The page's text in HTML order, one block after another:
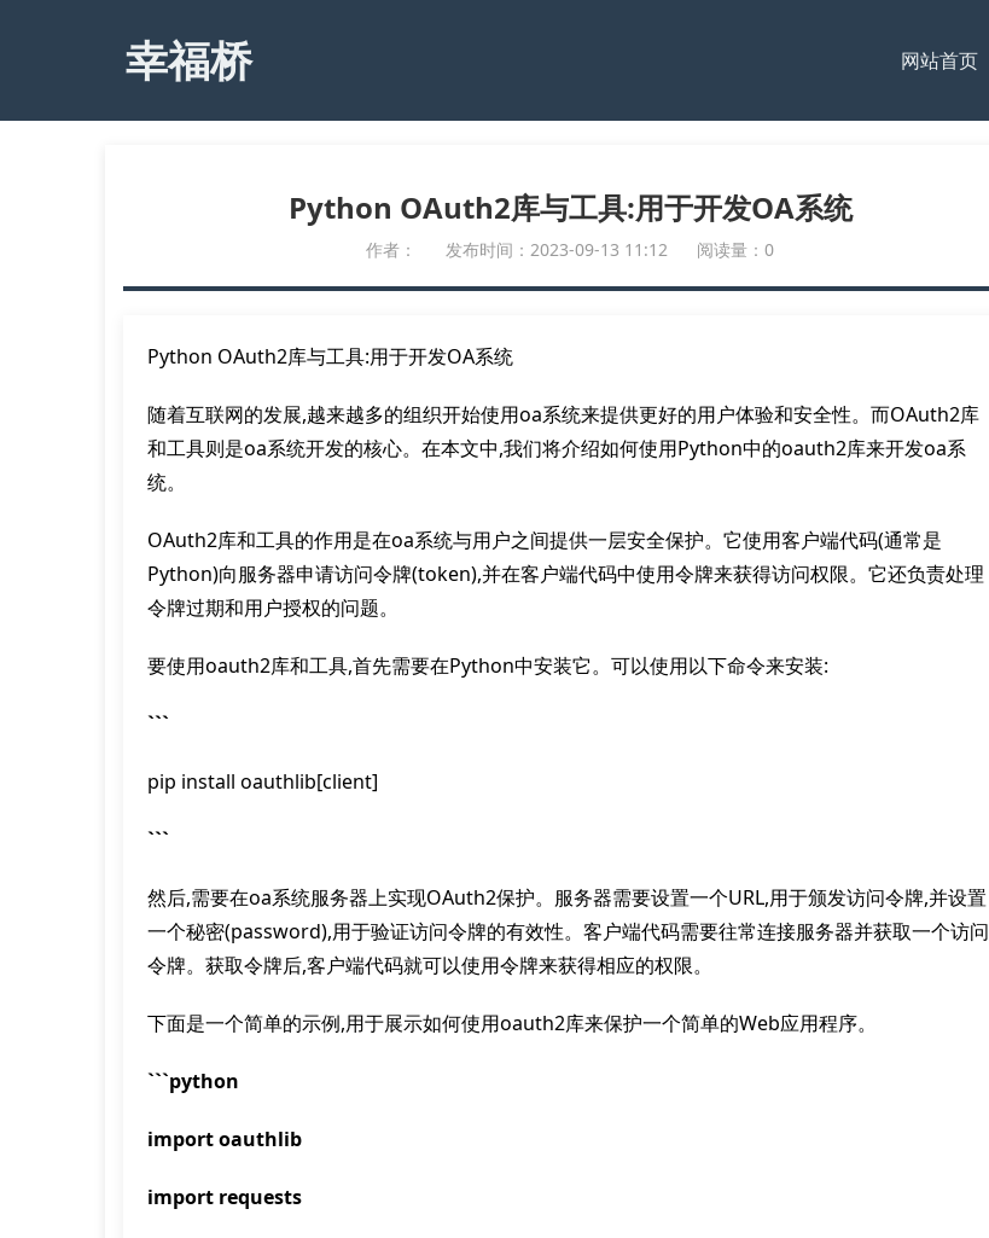
幸福桥 网站首页
Python OAuth2库与工具:用于开发OA系统
作者： 发布时间：2023-09-13 11:12 阅读量：0
Python OAuth2库与工具:用于开发OA系统
随着互联网的发展,越来越多的组织开始使用oa系统来提供更好的用户体验和安全性。而OAuth2库
和工具则是oa系统开发的核心。在本文中,我们将介绍如何使用Python中的oauth2库来开发oa系
统。
OAuth2库和工具的作用是在oa系统与用户之间提供一层安全保护。它使用客户端代码(通常是
Python)向服务器申请访问令牌(token),并在客户端代码中使用令牌来获得访问权限。它还负责处理
令牌过期和用户授权的问题。
要使用oauth2库和工具,首先需要在Python中安装它。可以使用以下命令来安装:
```
pip install oauthlib[client]
```
然后,需要在oa系统服务器上实现OAuth2保护。服务器需要设置一个URL,用于颁发访问令牌,并设置
一个秘密(password),用于验证访问令牌的有效性。客户端代码需要往常连接服务器并获取一个访问
令牌。获取令牌后,客户端代码就可以使用令牌来获得相应的权限。
下面是一个简单的示例,用于展示如何使用oauth2库来保护一个简单的Web应用程序。
```python
import oauthlib
import requests